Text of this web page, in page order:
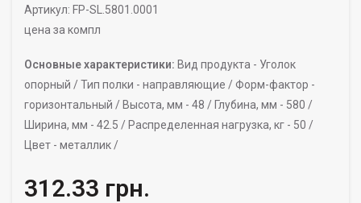
Артикул: FP-SL.5801.0001
цена за компл
Основные характеристики: Вид продукта - Уголок
опорный /Тип полки - направляющие /Форм-фактор -
горизонтальный / Высота, мм - 48 / Глубина, мм - 580 /
Ширина, мм - 42.5 / Распределенная нагрузка, кг - 50 /
Цвет - металлик /
312.33 грн.